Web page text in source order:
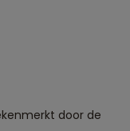
door de